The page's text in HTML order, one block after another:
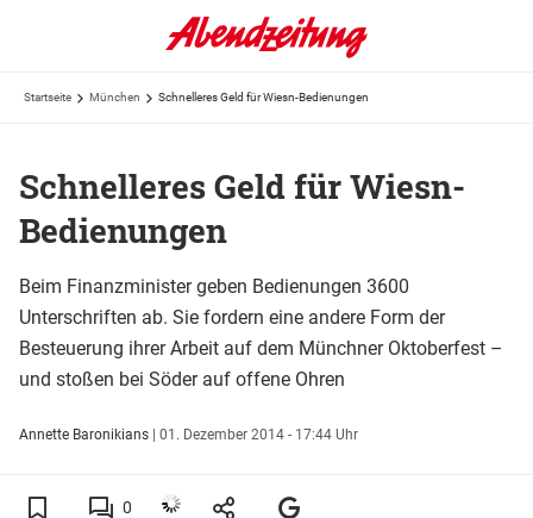
Startseite München Schnelleres Geld für Wiesn-Bedienungen
Schnelleres Geld für Wiesn-
Bedienungen
Beim Finanzminister geben Bedienungen 3600
Unterschriften ab. Sie fordern eine andere Form der
Besteuerung ihrer Arbeit auf dem Münchner Oktoberfest –
und stoßen bei Söder auf offene Ohren
Annette Baronikians | 01. Dezember 2014 - 17:44 Uhr
0